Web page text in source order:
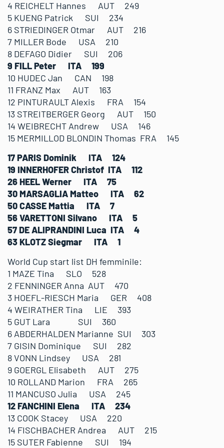
4 REICHELT Hannes AUT 249
5 KUENG Patrick SUI 234
6 STRIEDINGER Otmar AUT 216
7 MILLER Bode USA 210
8 DEFAGO Didier SUI 206
9 FILL Peter ITA 199
10 HUDEC Jan CAN 198
11 FRANZ Max AUT 163
12 PINTURAULT Alexis FRA 154
13 STREITBERGER Georg AUT 150
14 WEIBRECHT Andrew USA 146
15 MERMILLOD BLONDIN Thomas FRA 145
17 PARIS Dominik ITA 124
19 INNERHOFER Christof ITA 112
26 HEEL Werner ITA 75
30 MARSAGLIA Matteo ITA 62
50 CASSE Mattia ITA 7
56 VARETTONI Silvano ITA 5
57 DE ALIPRANDINI Luca ITA 4
63 KLOTZ Siegmar ITA 1
World Cup start list DH femminile:
1 MAZE Tina SLO 528
2 FENNINGER Anna AUT 470
3 HOEFL-RIESCH Maria GER 408
4 WEIRATHER Tina LIE 393
5 GUT Lara SUI 360
6 ABDERHALDEN Marianne SUI 303
7 GISIN Dominique SUI 282
8 VONN Lindsey USA 281
9 GOERGL Elisabeth AUT 275
10 ROLLAND Marion FRA 265
11 MANCUSO Julia USA 245
12 FANCHINI Elena ITA 234
13 COOK Stacey USA 220
14 FISCHBACHER Andrea AUT 215
15 SUTER Fabienne SUI 194